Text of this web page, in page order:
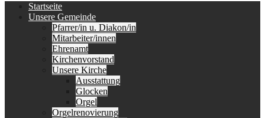
Erstes
Menü
Startseite
Unsere Gemeinde
Pfarrer/in u. Diakon/in
Mitarbeiter/innen
Ehrenamt
Kirchenvorstand
Unsere Kirche
Ausstattung
Glocken
Orgel
Orgelrenovierung